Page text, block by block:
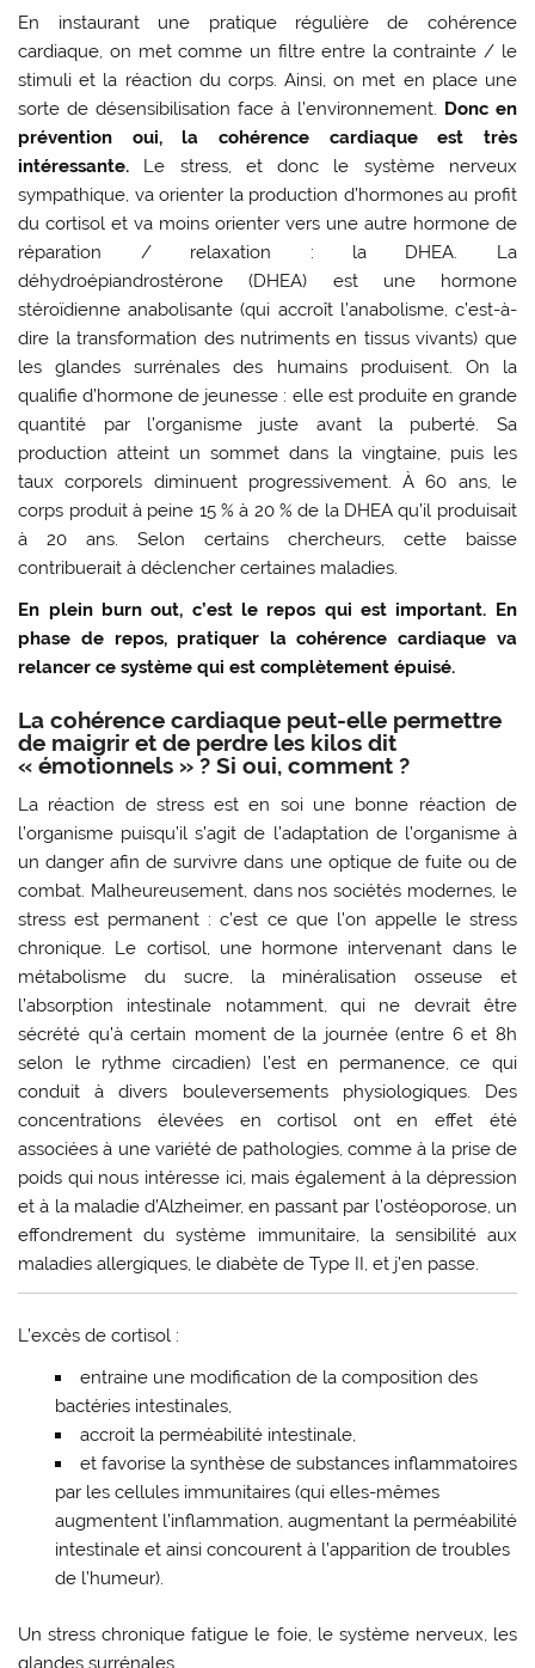
En instaurant une pratique régulière de cohérence
cardiaque, on met comme un filtre entre la contrainte / le
stimuli et la réaction du corps. Ainsi, on met en place une
sorte de désensibilisation face à l’environnement. Donc en
prévention oui, la cohérence cardiaque est très
intéressante. Le stress, et donc le système nerveux
sympathique, va orienter la production d’hormones au profit
du cortisol et va moins orienter vers une autre hormone de
réparation / relaxation : la DHEA. La
déhydroépiandrostérone (DHEA) est une hormone
stéroïdienne anabolisante (qui accroît l’anabolisme, c’est-à-
dire la transformation des nutriments en tissus vivants) que
les glandes surrénales des humains produisent. On la
qualifie d’hormone de jeunesse : elle est produite en grande
quantité par l’organisme juste avant la puberté. Sa
production atteint un sommet dans la vingtaine, puis les
taux corporels diminuent progressivement. À 60 ans, le
corps produit à peine 15 % à 20 % de la DHEA qu’il produisait
à 20 ans. Selon certains chercheurs, cette baisse
contribuerait à déclencher certaines maladies.
En plein burn out, c’est le repos qui est important. En
phase de repos, pratiquer la cohérence cardiaque va
relancer ce système qui est complètement épuisé.
La cohérence cardiaque peut-elle permettre
de maigrir et de perdre les kilos dit
« émotionnels » ? Si oui, comment ?
La réaction de stress est en soi une bonne réaction de
l’organisme puisqu’il s’agit de l’adaptation de l’organisme à
un danger afin de survivre dans une optique de fuite ou de
combat. Malheureusement, dans nos sociétés modernes, le
stress est permanent : c’est ce que l’on appelle le stress
chronique. Le cortisol, une hormone intervenant dans le
métabolisme du sucre, la minéralisation osseuse et
l’absorption intestinale notamment, qui ne devrait être
sécrété qu’à certain moment de la journée (entre 6 et 8h
selon le rythme circadien) l’est en permanence, ce qui
conduit à divers bouleversements physiologiques. Des
concentrations élevées en cortisol ont en effet été
associées à une variété de pathologies, comme à la prise de
poids qui nous intéresse ici, mais également à la dépression
et à la maladie d’Alzheimer, en passant par l’ostéoporose, un
effondrement du système immunitaire, la sensibilité aux
maladies allergiques, le diabète de Type II, et j’en passe.
L’excès de cortisol :
entraine une modification de la composition des
bactéries intestinales,
accroit la perméabilité intestinale,
et favorise la synthèse de substances inflammatoires
par les cellules immunitaires (qui elles-mêmes
augmentent l’inflammation, augmentant la perméabilité
intestinale et ainsi concourent à l’apparition de troubles
de l’humeur).
Un stress chronique fatigue le foie, le système nerveux, les
glandes surrénales…